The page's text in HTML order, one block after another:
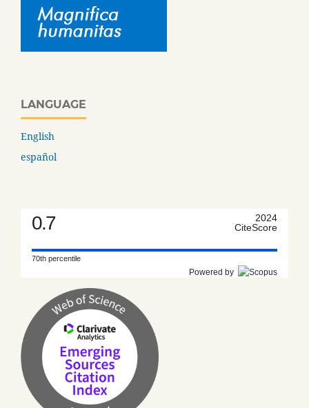
LANGUAGE
English
español
0.7
2024
CiteScore
70th percentile
Powered by